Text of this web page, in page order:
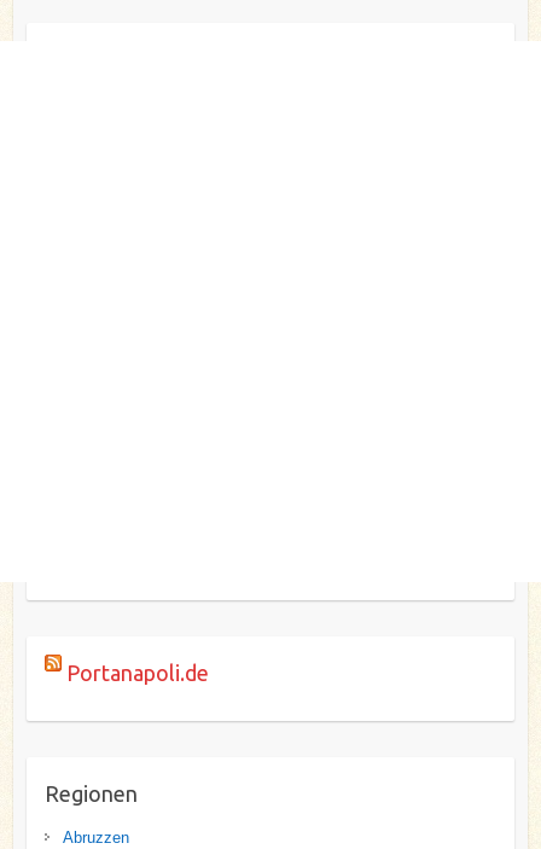
Portanapoli.de
Regionen
Abruzzen